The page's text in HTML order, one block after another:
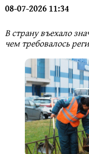
08-07-2026 11:34
В страну въехало
чем требовалось